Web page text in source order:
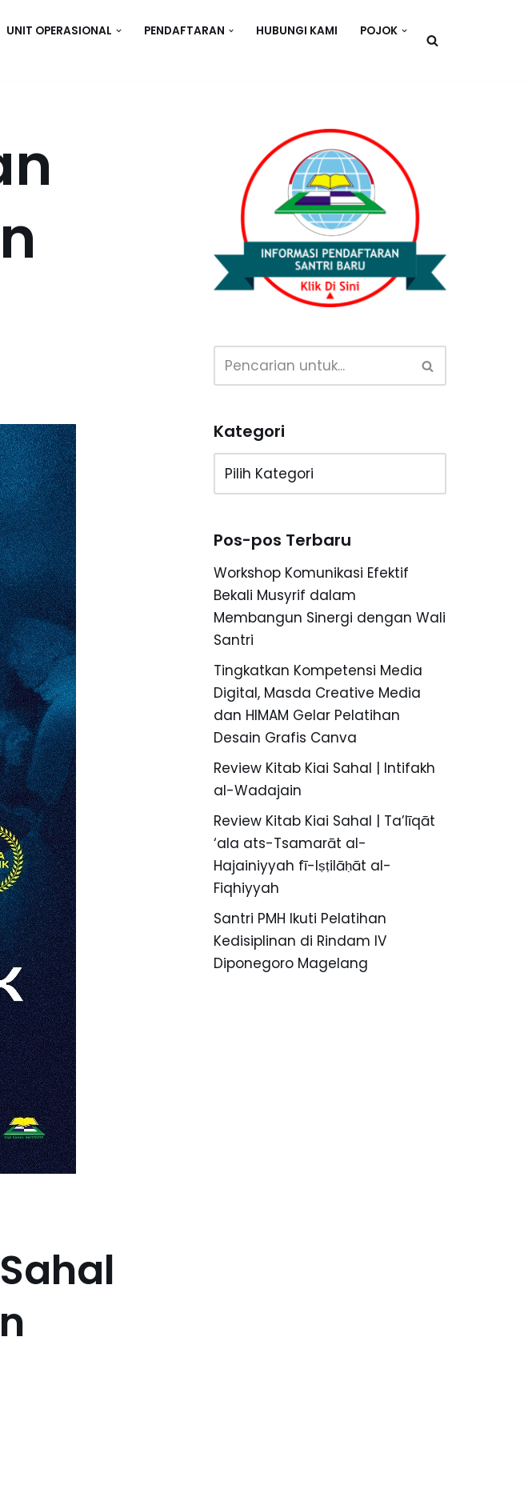
UNIT OPERASIONAL PENDAFTARAN HUBUNGI KAMI
POJOK
Kategori
Pos-pos Terbaru
Workshop Komunikasi Efektif
Bekali Musyrif dalam
Membangun Sinergi dengan Wali
Santri
Tingkatkan Kompetensi Media
Digital, Masda Creative Media
dan HIMAM Gelar Pelatihan
Desain Grafis Canva
Review Kitab Kiai Sahal | Intifakh
al-Wadajain
Review Kitab Kiai Sahal | Ta’līqāt
‘ala ats-Tsamarāt al-
Hajainiyyah fī-Iṣṭilāḥāt al-
Fiqhiyyah
Santri PMH Ikuti Pelatihan
Kedisiplinan di Rindam IV
Diponegoro Magelang